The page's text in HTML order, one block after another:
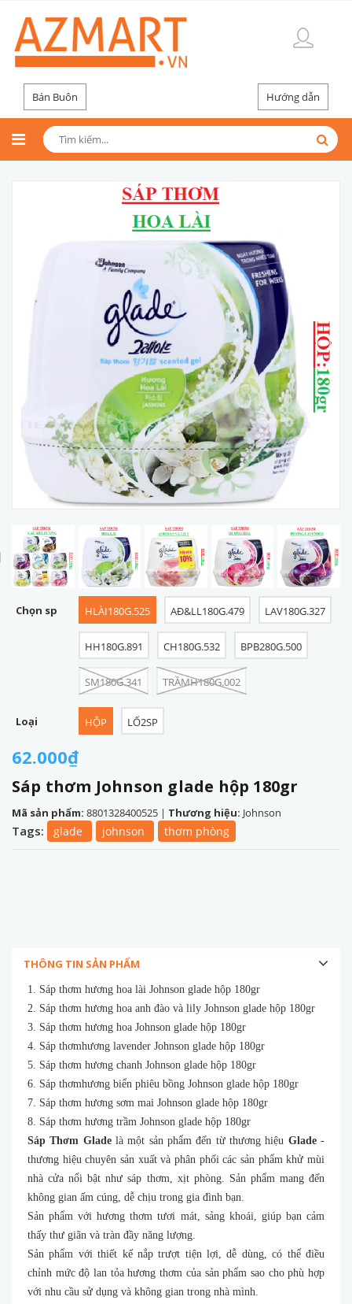
Bán Buôn Hướng dẫn
prev
62.000₫
Sáp thơm Johnson glade hộp 180gr
Mã sản phẩm: 8801328400525 | Thương hiệu: Johnson
Chọn sp HLÀI180G.525 AĐ&LL180G.479 LAV180G.327
HH180G.891 CH180G.532 BPB280G.500
SM180G.341 TRẦMH180G.002
Loại HỘP LỐ2SP
Tags: glade johnson thơm phòng
THÔNG TIN SẢN PHẨM
1. Sáp thơm hương hoa lài Johnson glade hộp 180gr
2. Sáp thơm hương hoa anh đào và lily Johnson glade hộp 180gr
3. Sáp thơm hương hoa Johnson glade hộp 180gr
4. Sáp thơmhương lavender Johnson glade hộp 180gr
5. Sáp thơm hương chanh Johnson glade hộp 180gr
6. Sáp thơmhương biển phiêu bồng Johnson glade hộp 180gr
7. Sáp thơm hương sơm mai Johnson glade hộp 180gr
8. Sáp thơm hương trầm Johnson glade hộp 180gr
Sáp Thơm Glade là một sản phẩm đến từ thương hiệu Glade-
thương hiệu chuyên sản xuất và phân phối các sản phẩm khử mùi
nhà cửa nổi bật như sáp thơm, xịt phòng. Sản phẩm mang đến
không gian ấm cúng, dễ chịu trong gia đình bạn.
Sản phẩm với hương thơm tươi mát, sảng khoái, giúp bạn cảm
thấy thư giãn và tràn đầy năng lượng.
Sản phẩm với thiết kế nắp trượt tiện lợi, dễ dùng, có thể điều
chỉnh mức độ lan tỏa hương thơm của sản phẩm sao cho phù hợp
với nhu cầu sử dụng và không gian trong nhà mình.